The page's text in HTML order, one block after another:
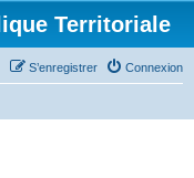
Territoriale
Connexion
S’enregistrer